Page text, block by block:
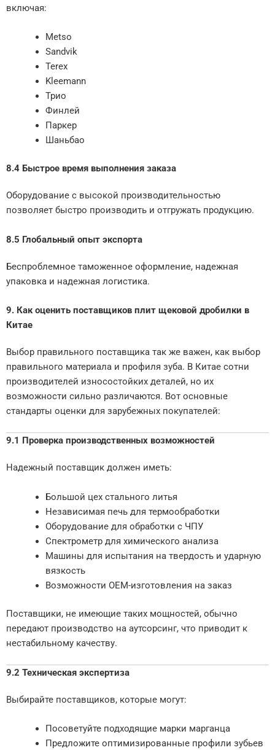
включая:
Metso
Sandvik
Terex
Kleemann
Трио
Финлей
Паркер
Шаньбао
8.4 Быстрое время выполнения заказа
Оборудование с высокой производительностью
позволяет быстро производить и отгружать продукцию.
8.5 Глобальный опыт экспорта
Беспроблемное таможенное оформление, надежная
упаковка и надежная логистика.
9. Как оценить поставщиков плит щековой дробилки в
Китае
Выбор правильного поставщика так же важен, как выбор
правильного материала и профиля зуба. В Китае сотни
производителей износостойких деталей, но их
возможности сильно различаются. Вот основные
стандарты оценки для зарубежных покупателей:
9.1 Проверка производственных возможностей
Надежный поставщик должен иметь:
Большой цех стального литья
Независимая печь для термообработки
Оборудование для обработки с ЧПУ
Спектрометр для химического анализа
Машины для испытания на твердость и ударную
вязкость
Возможности OEM-изготовления на заказ
Поставщики, не имеющие таких мощностей, обычно
передают производство на аутсорсинг, что приводит к
нестабильному качеству.
9.2 Техническая экспертиза
Выбирайте поставщиков, которые могут:
Посоветуйте подходящие марки марганца
Предложите оптимизированные профили зубьев